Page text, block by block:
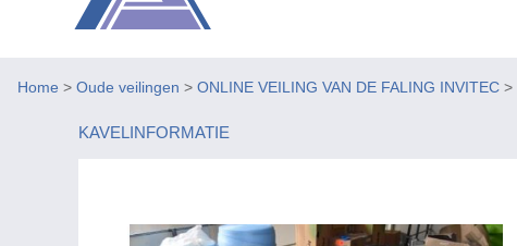
Home > Oude veilingen > ONLINE VEILING VAN DE FALING INVITEC >
KAVELINFORMATIE